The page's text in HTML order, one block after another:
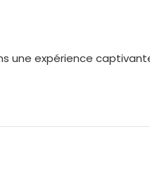
une expérience